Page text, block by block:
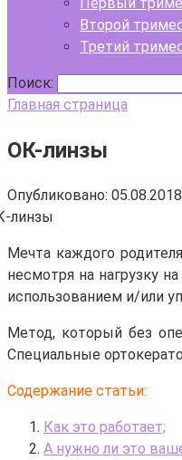
Второй
Третий
Поиск:
Главная страница
ОК-линзы
Опубликовано: 05.08.2018
Мечта каждого
несмотря на нагрузку
использованием и/или
Метод, который без
Специальные
Содержание статьи:
Как это работает;
А нужно ли это